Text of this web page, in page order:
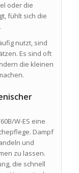
oder die
fühlt sich die
nutzt, sind
Es sind oft
die kleinen
W-ES eine
Dampf
und
zu lassen.
die schnell